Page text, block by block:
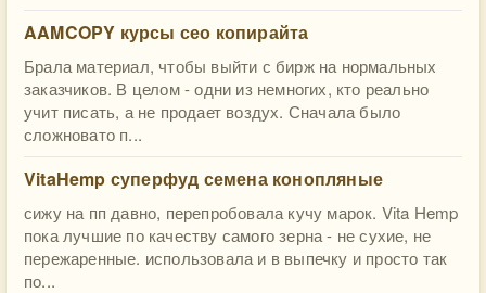
AAMCOPY курсы сео копирайта
Брала материал, чтобы выйти с бирж на нормальных
заказчиков. В целом - одни из немногих, кто реально
учит писать, а не продает воздух. Сначала было
сложновато п...
VitaHemp суперфуд семена конопляные
сижу на пп давно, перепробовала кучу марок. Vita Hemp
пока лучшие по качеству самого зерна - не сухие, не
пережаренные. использовала и в выпечку и просто так
по...